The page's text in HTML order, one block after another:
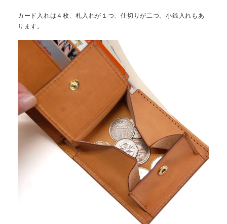
カード入れは４枚、札入れが１つ、仕切りが二つ。小銭入れもあ
ります。